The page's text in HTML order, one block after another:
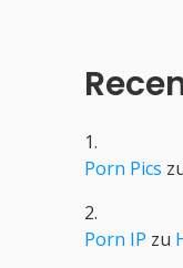
Porn Pics
Porn IP zu